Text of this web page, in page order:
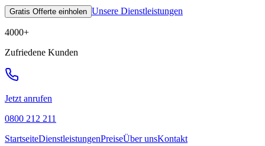
Gratis Offerte einholen Unsere Dienstleistungen
4000+
Zufriedene Kunden
Jetzt anrufen
0800 212 211
StartseiteDienstleistungenPreiseÜber unsKontakt